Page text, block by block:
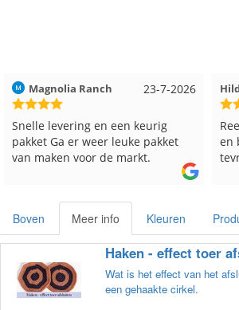
17-7-2026
Hilde uit Loyers
Reeds meerdere keren breigaren
en breinaalden besteld, altijd heel
tevreden over de service.
Boven Meer info Kleuren
Haken - effect toer
Wat is het effect van het
een gehaakte cirkel.